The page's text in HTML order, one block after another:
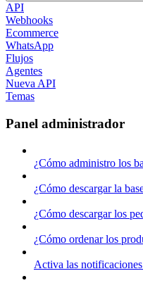
API
Webhooks
Ecommerce
WhatsApp
Flujos
Agentes
Nueva API
Temas
Panel administrador
¿Cómo administro los
¿Cómo descargar la
¿Cómo descargar los
¿Cómo ordenar los
Activa las